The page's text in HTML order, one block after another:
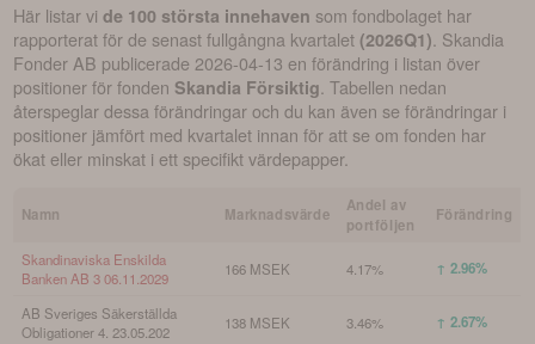
Här listar vide 100 största innehaven som fondbolaget har
rapporterat för de senast fullgångna kvartalet (2026Q1) Skandia
Fonder AB publicerade 2026-04-13 en förändring i listan över
positioner för fonden Skandia Försiktig . Tabellen nedan
återspeglar dessa förändringar och du kan även se förändringar i
positioner jämfört med kvartalet innan för att se om fonden har
ökat eller minskat i ett specifikt värdepapper.
Namn Marknadsvärde
Andel av
portföljen
Förändring
Skandinaviska Enskilda
Banken AB 3 06.11.2029
166 MSEK 4.17% ↑ 2.96%
AB Sveriges Säkerställda
Obligationer 4. 23.05.202
138 MSEK 3.46% ↑ 2.67%